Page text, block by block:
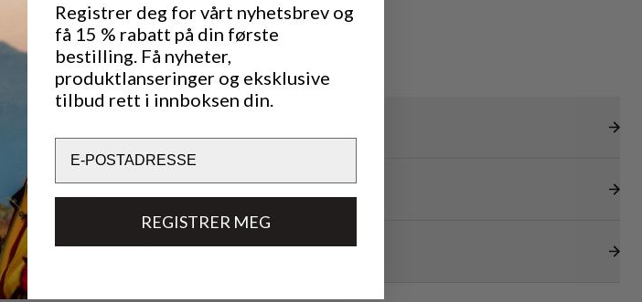
Materialer
Tekniske spesifikasjoner
Registrer deg for vårt nyhetsbrev og
få 15 % rabatt på din første
bestilling. Få nyheter,
produktlanseringer og eksklusive
tilbud rett i innboksen din.
REGISTRER MEG